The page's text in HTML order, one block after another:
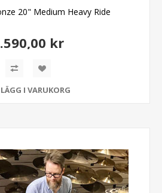
20" Medium Heavy Ride
kr
LÄGG I VARUKORG